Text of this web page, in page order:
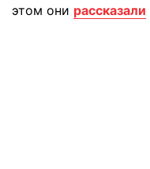
этом они рассказали